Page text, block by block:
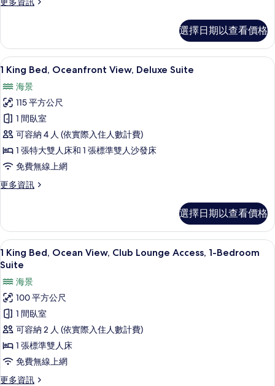
所
有
相
片
Bed,
Coastline
View,
Junior
Suite
的
詳
情
選擇日期以查看價格
顯
1
King
Bed,
Oceanfront
View,
Deluxe
Suite
的
有
相
片
高級寢具、迷你吧、客房內保險箱、書
4
1 King Bed, Oceanfront View, Deluxe Suite
海景
115 平方公尺
1 間臥室
可容納 4 人 (依實際入住人數計費)
1 張特大雙人床和 1 張標準雙人沙發床
免費無線上網
更多資訊
更
Bed,
Oceanfront
View,
Deluxe
的
詳
情
選擇日期以查看價格
顯
示
1
King
Bed,
Ocean
View,
Club
Lounge
Access,
46-吋平面電視、有線頻道、電視、付
10
1 King Bed, Ocean View, Club Lounge Access, 1-Bedroom
Suite
海景
100 平方公尺
1 間臥室
可容納 2 人 (依實際入住人數計費)
1 張標準雙人床
免費無線上網
更多資訊
更